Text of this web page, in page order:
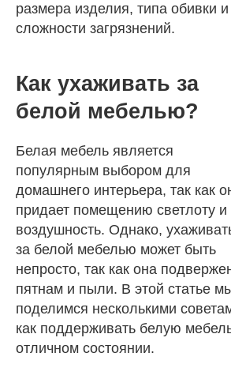
размера изделия, типа обивки и
сложности загрязнений.
Как ухаживать за
белой мебелью?
Белая мебель является
популярным выбором для
домашнего интерьера, так как
придает помещению светлоту и
воздушность. Однако,
за белой мебелью может быть
непросто, так как она
пятнам и пыли. В этой статье
поделимся несколькими
как поддерживать белую
отличном состоянии.